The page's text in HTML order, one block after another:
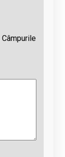
Câmpurile